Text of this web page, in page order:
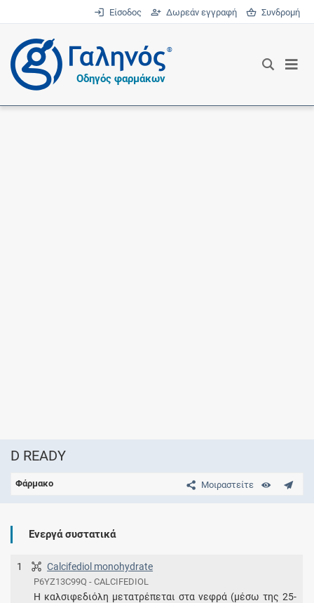
Είσοδος Δωρεάν εγγραφή Συνδρομή
®
Οδηγός φαρμάκων
D READY
Μοιραστείτε
Φάρμακο
Ενεργά συστατικά
1 Calcifediol monohydrate
P6YZ13C99Q - CALCIFEDIOL
Η καλσιφεδιόλη μετατρέπεται στα νεφρά (μέσω της 25-